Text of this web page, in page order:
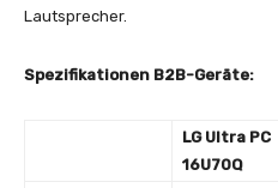
Lautsprecher.
Spezifikationen B2B-Geräte:
LG Ultra PC
16U70Q